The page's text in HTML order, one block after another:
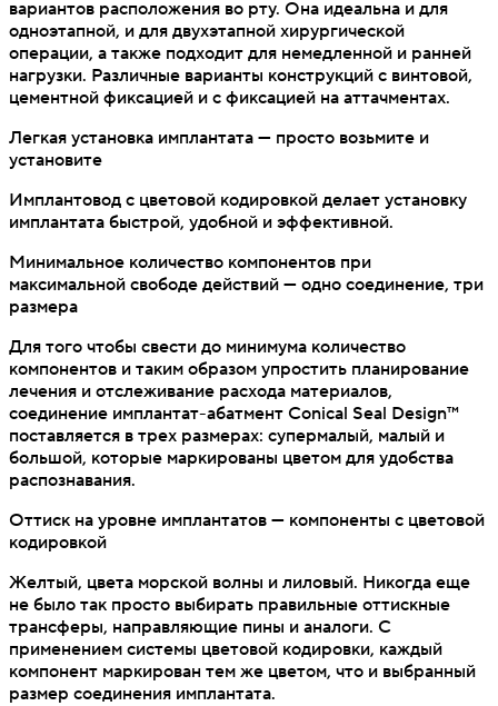
вариантов расположения во рту. Она идеальна и для
одноэтапной, и для двухэтапной хирургической
операции, а также подходит для немедленной и ранней
нагрузки. Различные варианты конструкций с винтовой,
цементной фиксацией и с фиксацией на аттачментах.
Легкая установка имплантата — просто возьмите и
установите
Имплантовод с цветовой кодировкой делает установку
имплантата быстрой, удобной и эффективной.
Минимальное количество компонентов при
максимальной свободе действий — одно соединение, три
размера
Для того чтобы свести до минимума количество
компонентов и таким образом упростить планирование
лечения и отслеживание расхода материалов,
соединение имплантат-абатмент Conical Seal Design™
поставляется в трех размерах: супермалый, малый и
большой, которые маркированы цветом для удобства
распознавания.
Оттиск на уровне имплантатов — компоненты с цветовой
кодировкой
Желтый, цвета морской волны и лиловый. Никогда еще
не было так просто выбирать правильные оттискные
трансферы, направляющие пины и аналоги. С
применением системы цветовой кодировки, каждый
компонент маркирован тем же цветом, что и выбранный
размер соединения имплантата.